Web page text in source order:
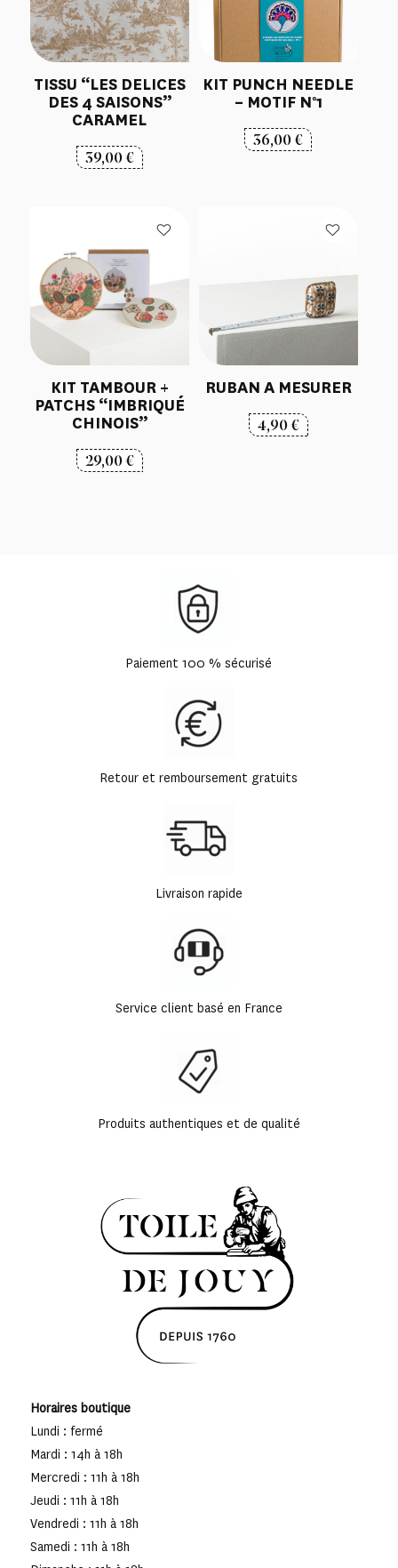
TISSU “LES DELICES
DES 4 SAISONS”
CARAMEL
39,00€
KIT PUNCH NEEDLE
– MOTIF N°1
36,00€
KIT TAMBOUR +
PATCHS “IMBRIQUÉ
CHINOIS”
29,00€
RUBAN A MESURER
4,90€
Paiement 100 % sécurisé
Retour et remboursement gratuits
Livraison rapide
Service client basé en France
Produits authentiques et de qualité
Horaires boutique
Lundi : fermé
Mardi : 14h à 18h
Mercredi : 11h à 18h
Jeudi : 11h à 18h
Vendredi : 11h à 18h
Samedi : 11h à 18h